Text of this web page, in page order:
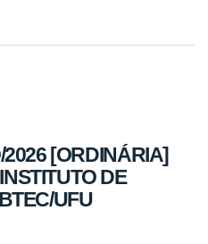
2026 [ORDINÁRIA]
DE
UFU